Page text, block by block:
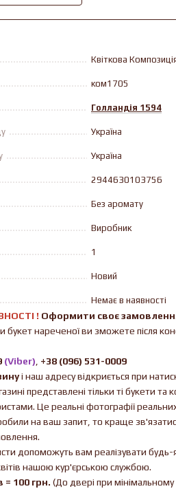
Квіткова
ком1705
Голландія 1594
Україна
Україна
2944630103756
Без аромату
Виробник
1
Новий
Немає в наявності
! Оформити своє
букет нареченої ви зможете після
(Viber) +38 (096) 531-0009
і наш адресу відкриється при
представлені тільки ті букети та
Це реальні фотографії
на ваш запит, то краще
допоможуть вам реалізувати
нашою кур'єрською службою.
= 100 грн. (До двері при